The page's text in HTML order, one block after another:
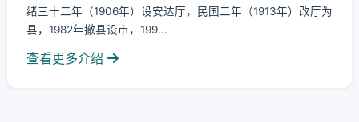
绪三十二年（1906年）设安达厅，民国二年（1913年）改厅为
县，1982年撤县设市，199...
查看更多介绍